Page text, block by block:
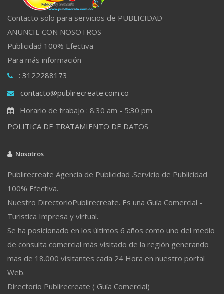
Contacto solo para servicios de PUBLICIDAD
ANUNCIE CON NOSOTROS
Publicidad 100% Efectiva
Para más información
: 3122288173
contacto@publirecreate.com.co
Horario de trabajo : 8:30 am - 5:30 pm
POLITICA DE TRATAMIENTO DE DATOS
Nosotros
Publirecreate Agencia de Publicidad .Servicio de Publicidad
100% Efectiva.
Nuestro DirectorioPublirecreate. Es una Guía Comercial -
Turistica Impresa y virtual.
Se ha posicionado en los últimos 6 años como uno del medio
de consulta comercial más visitado de la región generando
mas de 18.000 visitantes cada 24 Hora en nuestro portal
Web.
Directorio Publirecreate ( Guía Comercial)